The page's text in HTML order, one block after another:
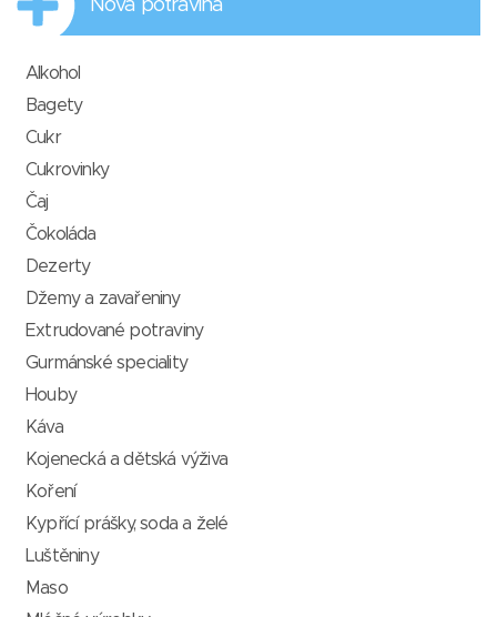
Nová potravina
Alkohol
Bagety
Cukr
Cukrovinky
Čaj
Čokoláda
Dezerty
Džemy a zavařeniny
Extrudované potraviny
Gurmánské speciality
Houby
Káva
Kojenecká a dětská výživa
Koření
Kypřící prášky, soda a želé
Luštěniny
Maso